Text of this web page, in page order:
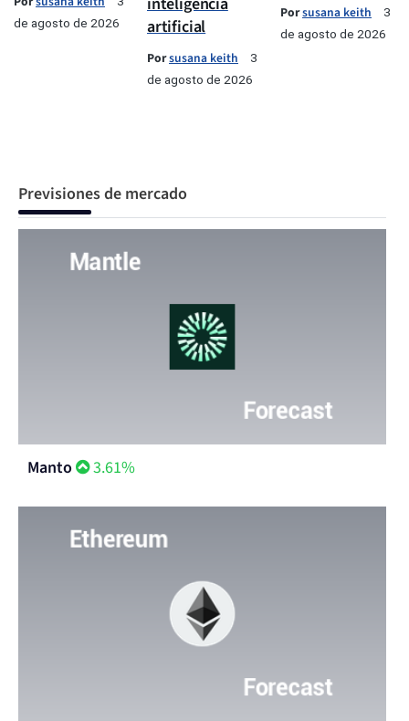
de agosto de 2026
artificial
Porsusana keith
3
de agosto de 2026
Porsusana keith
3
de agosto de 2026
Previsiones de mercado
Manto 3.61%